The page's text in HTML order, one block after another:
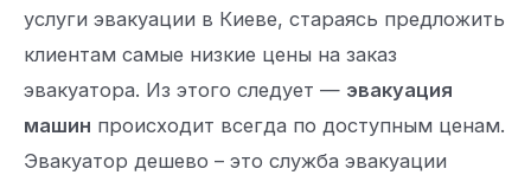
услуги эвакуации в Киеве, стараясь предложить
клиентам самые низкие цены на заказ
эвакуатора. Из этого следует — эвакуация
машин происходит всегда по доступным ценам.
Эвакуатор дешево – это служба эвакуации